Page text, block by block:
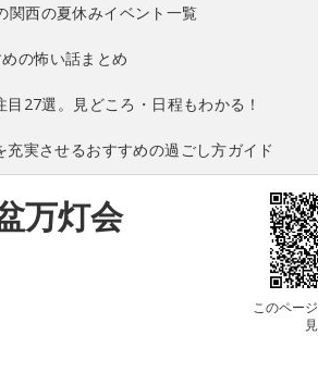
西の夏休みイベント一覧
の怖い話まとめ
目27選。見どころ・日程もわかる！
充実させるおすすめの過ごし方ガイド
万灯会
このペー